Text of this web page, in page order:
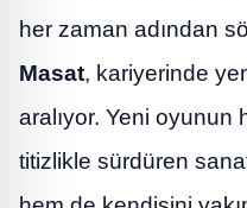
her zaman adından
Masat, kariyerinde
aralıyor. Yeni oyunun
titizlikle sürdüren